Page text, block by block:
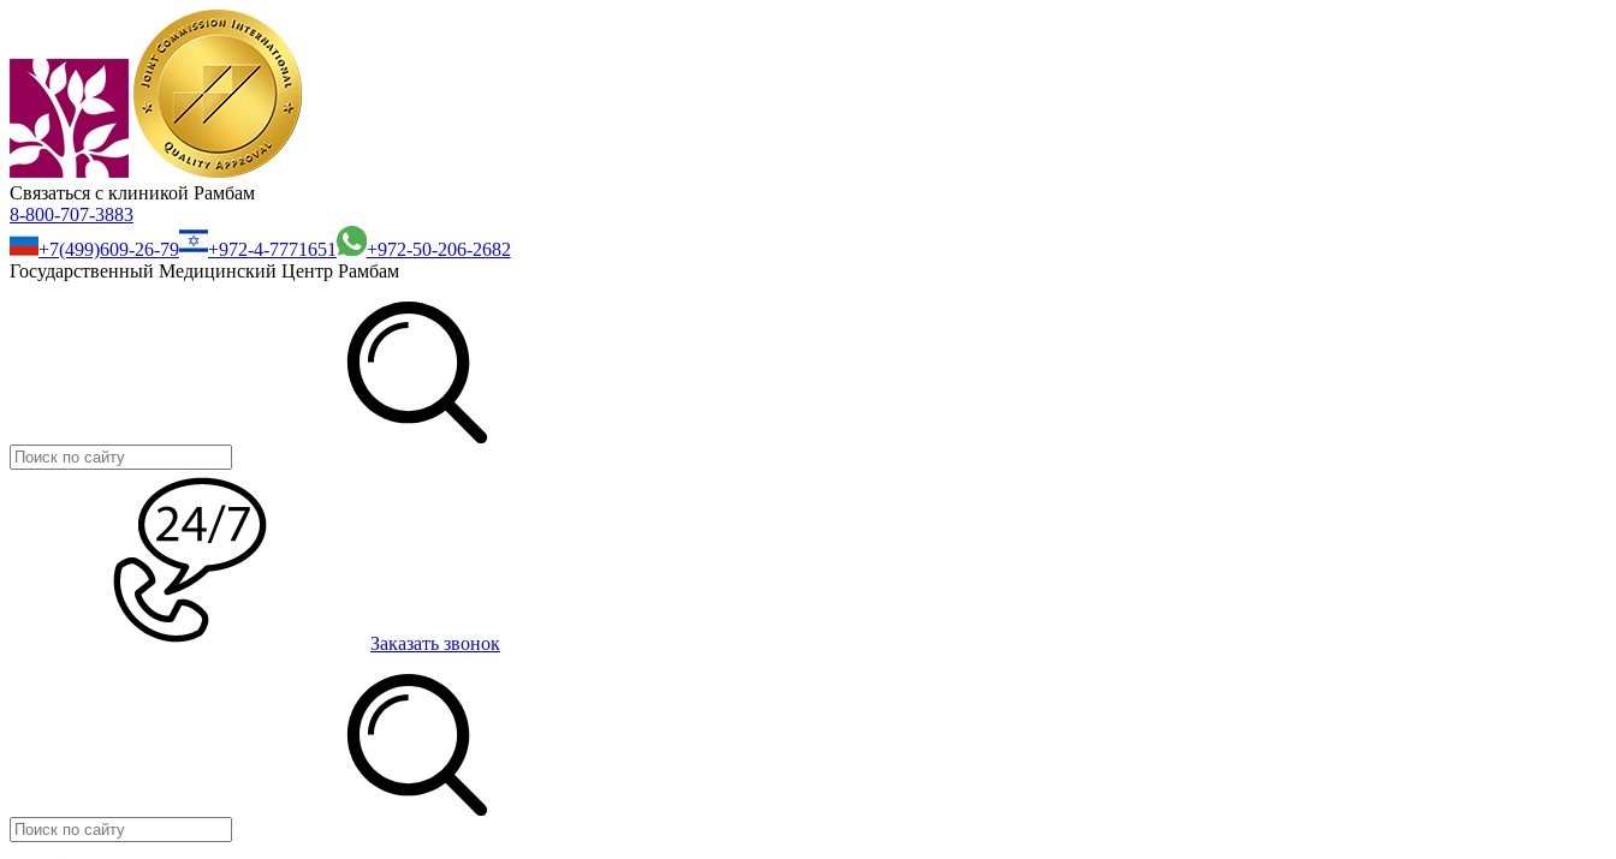
Связаться с клиникой Рамбам
8-800-707-3883
+7(499)609-26-79
+972-4-7771651
+972-50-206-2682
Государственный Медицинский Центр Рамбам
Заказать звонок